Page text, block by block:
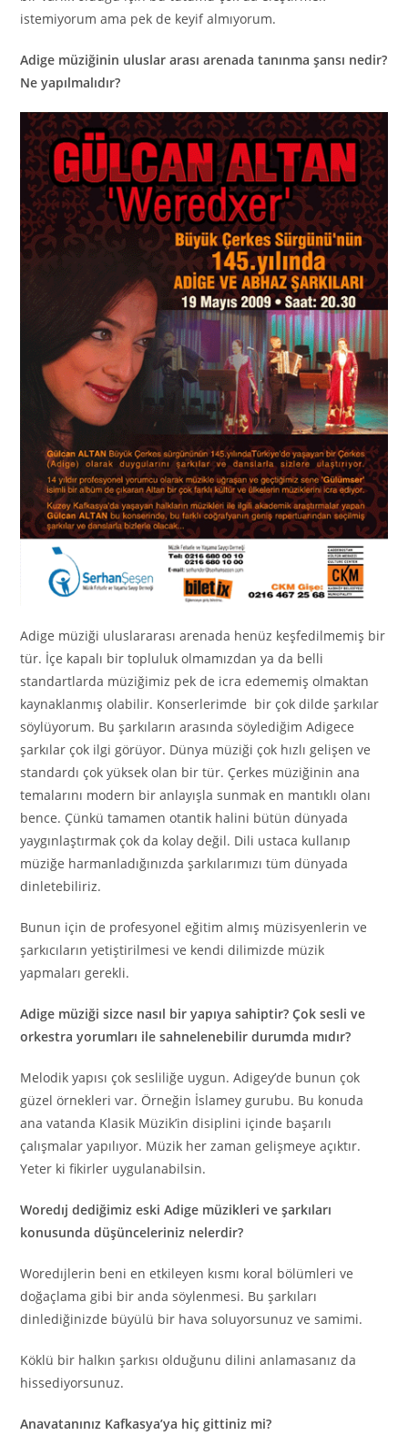
istemiyorum ama pek de keyif almıyorum.
Adige müziğinin uluslar arası arenada tanınma şansı nedir?
Ne yapılmalıdır?
Adige müziği uluslararası arenada henüz keşfedilmemiş bir
tür. İçe kapalı bir topluluk olmamızdan ya da belli
standartlarda müziğimiz pek de icra edememiş olmaktan
kaynaklanmış olabilir. Konserlerimde bir çok dilde şarkılar
söylüyorum. Bu şarkıların arasında söylediğim Adigece
şarkılar çok ilgi görüyor. Dünya müziği çok hızlı gelişen ve
standardı çok yüksek olan bir tür. Çerkes müziğinin ana
temalarını modern bir anlayışla sunmak en mantıklı olanı
bence. Çünkü tamamen otantik halini bütün dünyada
yaygınlaştırmak çok da kolay değil. Dili ustaca kullanıp
müziğe harmanladığınızda şarkılarımızı tüm dünyada
dinletebiliriz.
Bunun için de profesyonel eğitim almış müzisyenlerin ve
şarkıcıların yetiştirilmesi ve kendi dilimizde müzik
yapmaları gerekli.
Adige müziği sizce nasıl bir yapıya sahiptir? Çok sesli ve
orkestra yorumları ile sahnelenebilir durumda mıdır?
Melodik yapısı çok sesliliğe uygun. Adigey’de bunun çok
güzel örnekleri var. Örneğin İslamey gurubu. Bu konuda
ana vatanda Klasik Müzik’in disiplini içinde başarılı
çalışmalar yapılıyor. Müzik her zaman gelişmeye açıktır.
Yeter ki fikirler uygulanabilsin.
Woredıj dediğimiz eski Adige müzikleri ve şarkıları
konusunda düşünceleriniz nelerdir?
Woredıjlerin beni en etkileyen kısmı koral bölümleri ve
doğaçlama gibi bir anda söylenmesi. Bu şarkıları
dinlediğinizde büyülü bir hava soluyorsunuz ve samimi.
Köklü bir halkın şarkısı olduğunu dilini anlamasanız da
hissediyorsunuz.
Anavatanınız Kafkasya’ya hiç gittiniz mi?